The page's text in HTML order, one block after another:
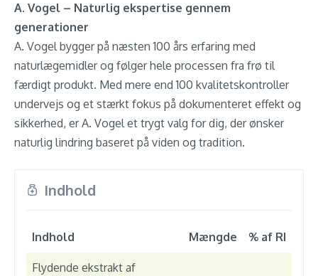
A. Vogel – Naturlig ekspertise gennem
generationer
A. Vogel bygger på næsten 100 års erfaring med
naturlægemidler og følger hele processen fra frø til
færdigt produkt. Med mere end 100 kvalitetskontroller
undervejs og et stærkt fokus på dokumenteret effekt og
sikkerhed, er A. Vogel et trygt valg for dig, der ønsker
naturlig lindring baseret på viden og tradition.
Indhold
Indhold Mængde % af RI
Flydende ekstrakt af